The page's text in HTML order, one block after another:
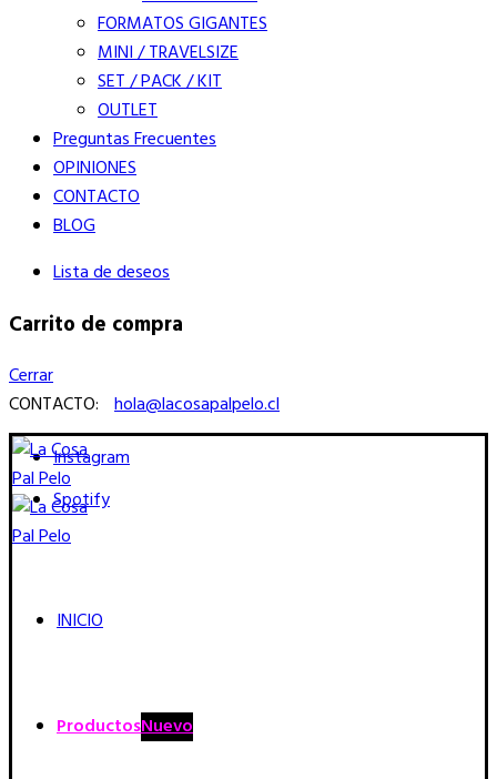
FORMATOS GIGANTES
MINI / TRAVELSIZE
SET / PACK / KIT
OUTLET
Preguntas Frecuentes
OPINIONES
CONTACTO
BLOG
Lista de deseos
Carrito de compra
Cerrar
CONTACTO: hola@lacosapalpelo.cl
Instagram
Spotify
INICIO
ProductosNuevo